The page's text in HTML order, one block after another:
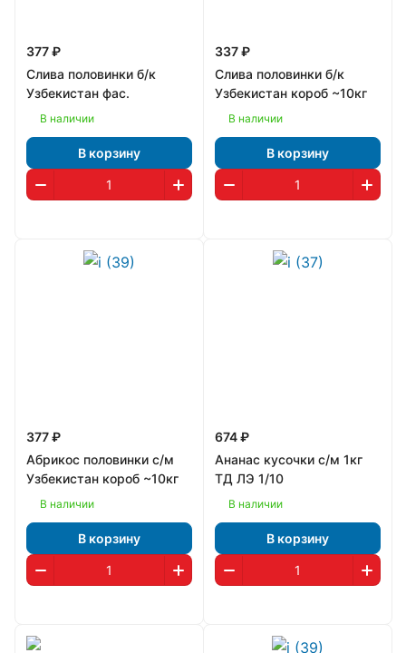
377 ₽
Слива половинки б/к
Узбекистан фас.
В наличии
В корзину
337 ₽
Слива половинки б/к
Узбекистан короб ~10кг
В наличии
В корзину
377 ₽
Абрикос половинки с/м
Узбекистан короб ~10кг
В наличии
В корзину
674 ₽
Ананас кусочки с/м 1кг
ТД ЛЭ 1/10
В наличии
В корзину